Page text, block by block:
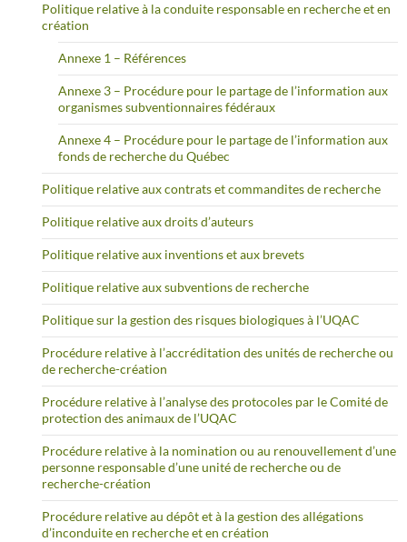
Politique relative à la conduite responsable en recherche et en
création
Annexe 1 – Références
Annexe 3 – Procédure pour le partage de l’information aux
organismes subventionnaires fédéraux
Annexe 4 – Procédure pour le partage de l’information aux
fonds de recherche du Québec
Politique relative aux contrats et commandites de recherche
Politique relative aux droits d’auteurs
Politique relative aux inventions et aux brevets
Politique relative aux subventions de recherche
Politique sur la gestion des risques biologiques à l’UQAC
Procédure relative à l’accréditation des unités de recherche ou
de recherche-création
Procédure relative à l’analyse des protocoles par le Comité de
protection des animaux de l’UQAC
Procédure relative à la nomination ou au renouvellement d’une
personne responsable d’une unité de recherche ou de
recherche-création
Procédure relative au dépôt et à la gestion des allégations
d’inconduite en recherche et en création